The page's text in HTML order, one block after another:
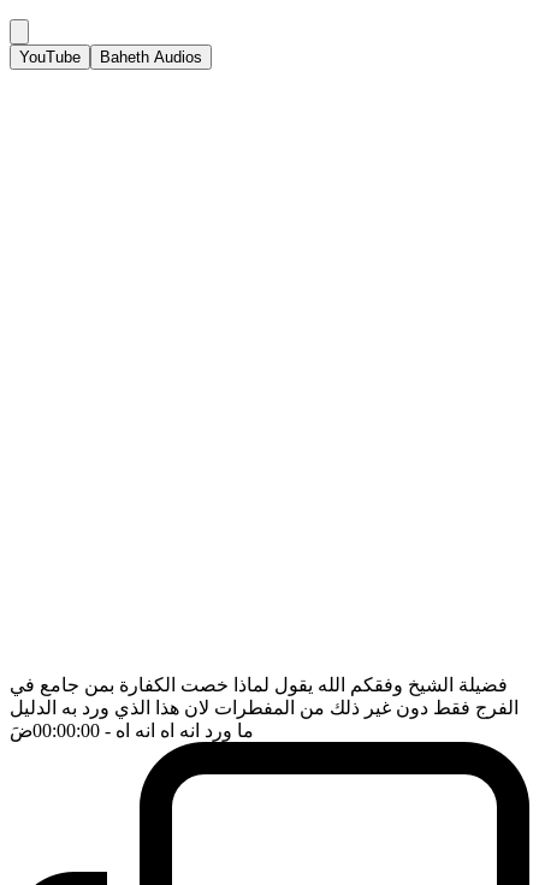
YouTube Baheth Audios
فضيلة الشيخ وفقكم الله يقول لماذا خصت الكفارة بمن جامع في
الفرج فقط دون غير ذلك من المفطرات لان هذا الذي ورد به الدليل
ما ورد انه اه انه اه - 00:00:00 ضَ